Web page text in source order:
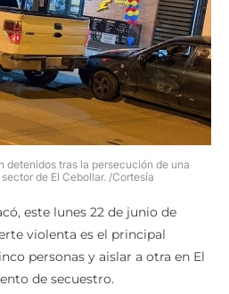
detenidos tras la persecución de una
de El Cebollar. /Cortesía
este lunes 22 de junio de
violenta es el principal
personas y aislar a otra en El
de secuestro.